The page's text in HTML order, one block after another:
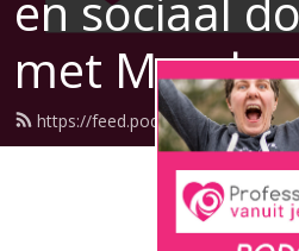
met
https://feed.podbean.com/